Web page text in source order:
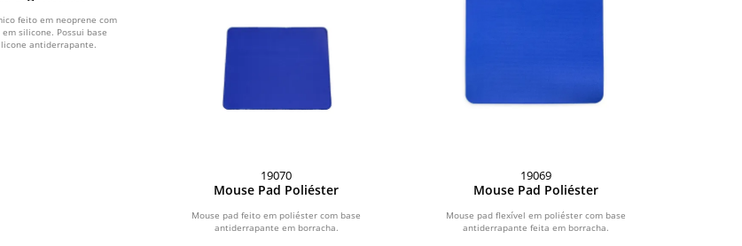
feito em neoprene com
silicone. Possui base
antiderrapante.
19070
Mouse Pad Poliéster
Mouse pad feito em poliéster com base
antiderrapante em borracha.
19069
Mouse Pad Poliéster
Mouse pad flexível em poliéster com base
antiderrapante feita em borracha.